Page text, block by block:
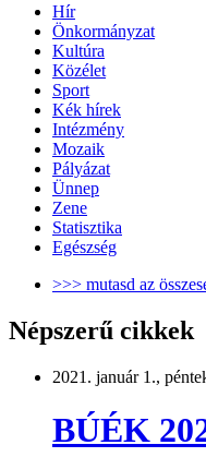
Hír
Önkormányzat
Kultúra
Közélet
Sport
Kék hírek
Intézmény
Mozaik
Pályázat
Ünnep
Zene
Statisztika
Egészség
>>> mutasd az
Népszerű cikkek
2021. január 1.,
BÚÉK